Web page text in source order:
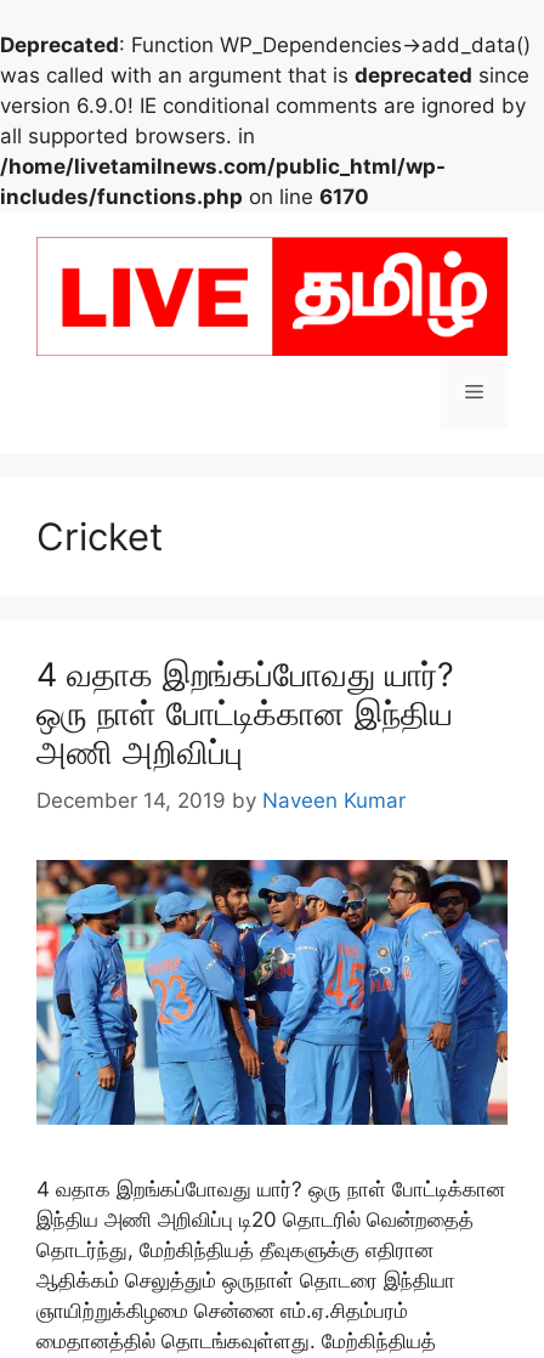
Deprecated: Function WP_Dependencies->add_data()
was called with an argument that is deprecated since
version 6.9.0! IE conditional comments are ignored by
all supported browsers. in
/home/livetamilnews.com/public_html/wp-
includes/functions.php on line 6170
Menu
Cricket
4 வதாக இறங்கப்போவது யார்?
ஒரு நாள் போட்டிக்கான இந்திய
அணி அறிவிப்பு
December 14, 2019 by Naveen Kumar
4 வதாக இறங்கப்போவது யார்? ஒரு நாள் போட்டிக்கான
இந்திய அணி அறிவிப்பு டி20 தொடரில் வென்றதைத்
தொடர்ந்து, மேற்கிந்தியத் தீவுகளுக்கு எதிரான
ஆதிக்கம் செலுத்தும் ஒருநாள் தொடரை இந்தியா
ஞாயிற்றுக்கிழமை சென்னை எம்.ஏ.சிதம்பரம்
மைதானத்தில் தொடங்கவுள்ளது. மேற்கிந்தியத்